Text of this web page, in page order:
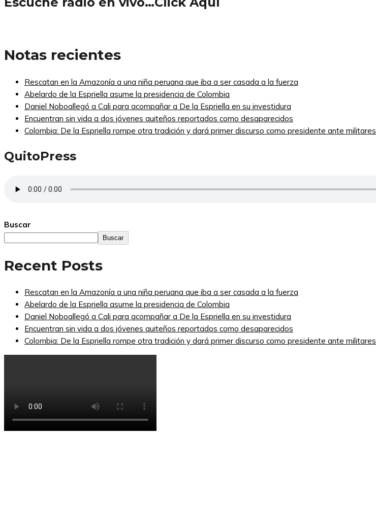
Notas recientes
Rescatan en la Amazonía a una niña peruana que iba a ser casada a la fuerza
Abelardo de la Espriella asume la presidencia de Colombia
Daniel Noboallegó a Cali para acompañar a De la Espriella en su investidura
Encuentran sin vida a dos jóvenes quiteños reportados como desaparecidos
Colombia: De la Espriella rompe otra tradición y dará primer discurso como presidente ante militares
QuitoPress
Buscar
Buscar
Recent Posts
Rescatan en la Amazonía a una niña peruana que iba a ser casada a la fuerza
Abelardo de la Espriella asume la presidencia de Colombia
Daniel Noboallegó a Cali para acompañar a De la Espriella en su investidura
Encuentran sin vida a dos jóvenes quiteños reportados como desaparecidos
Colombia: De la Espriella rompe otra tradición y dará primer discurso como presidente ante militares